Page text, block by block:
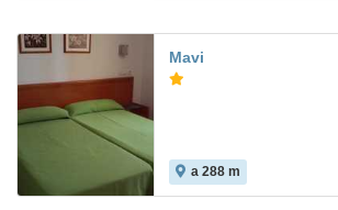
Mavi
a 288 m